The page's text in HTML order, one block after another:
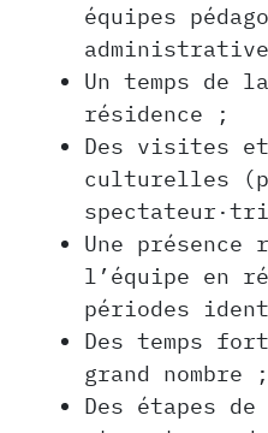
équipes
Un temps de
résidence ;
Des visites
culturelles
Une présence
l’équipe en
périodes
Des temps
grand
Des étapes